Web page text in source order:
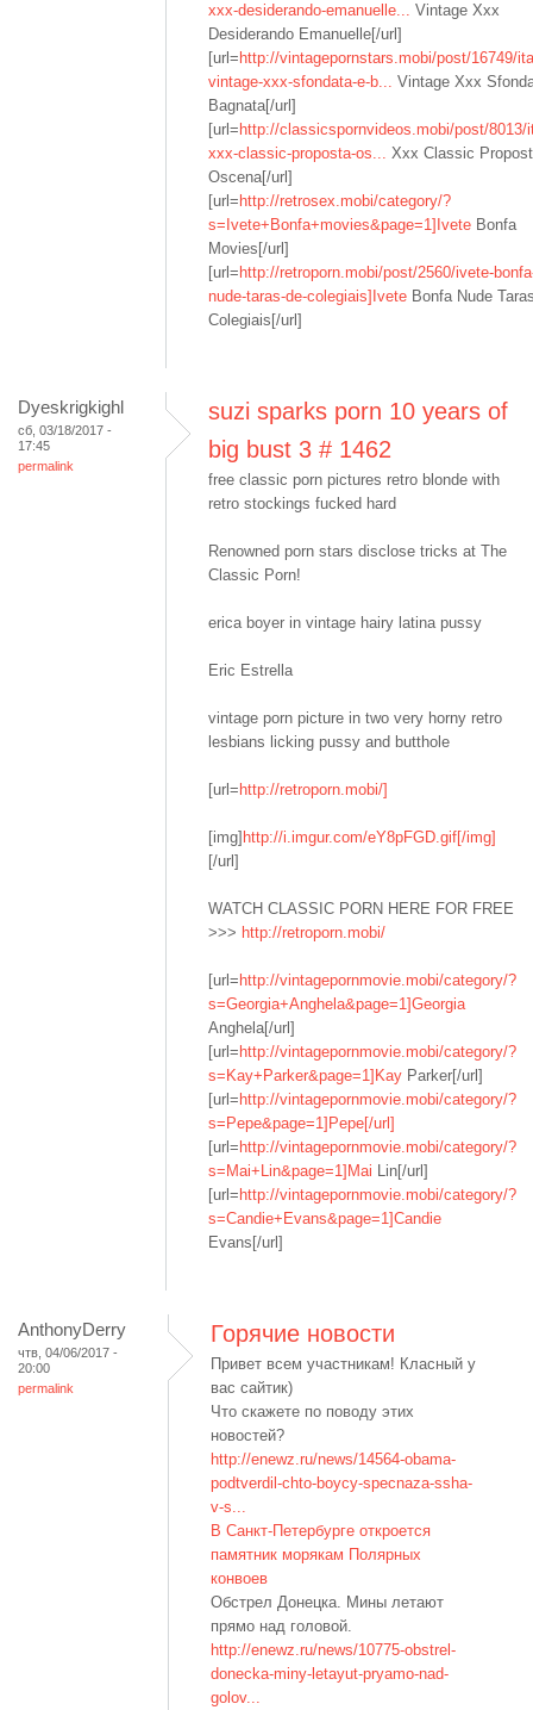
xxx-desiderando-emanuelle... Vintage Xxx
Desiderando Emanuelle[/url]
[url= http://vintagepornstars.mobi/post/16749/
vintage-xxx-sfondata-e-b... Vintage Xxx
Bagnata[/url]
[url= http://classicspornvideos.mobi/post/8013/
xxx-classic-proposta-os... Xxx Classic
Oscena[/url]
[url= http://retrosex.mobi/category/?
s=Ivete+Bonfa+movies&page=1]Ivete Bonfa
Movies[/url]
[url= http://retroporn.mobi/post/2560/ivete-
nude-taras-de-colegiais]Ivete Bonfa Nude
Colegiais[/url]
Dyeskrigkighl
сб, 03/18/2017 -
17:45
permalink
suzi sparks porn 10 years of
big bust 3 # 1462
free classic porn pictures retro blonde with
retro stockings fucked hard
Renowned porn stars disclose tricks at The
Classic Porn!
erica boyer in vintage hairy latina pussy
Eric Estrella
vintage porn picture in two very horny retro
lesbians licking pussy and butthole
[url= http://retroporn.mobi/]
[img] http://i.imgur.com/eY8pFGD.gif[/img]
[/url]
WATCH CLASSIC PORN HERE FOR FREE
>>> http://retroporn.mobi/
[url= http://vintagepornmovie.mobi/category/?
s=Georgia+Anghela&page=1]Georgia
Anghela[/url]
[url= http://vintagepornmovie.mobi/category/?
s=Kay+Parker&page=1]Kay Parker[/url]
[url= http://vintagepornmovie.mobi/category/?
s=Pepe&page=1]Pepe[/url]
[url= http://vintagepornmovie.mobi/category/?
s=Mai+Lin&page=1]Mai Lin[/url]
[url= http://vintagepornmovie.mobi/category/?
s=Candie+Evans&page=1]Candie
Evans[/url]
AnthonyDerry
чтв, 04/06/2017 -
20:00
permalink
Горячие новости
Привет всем участникам! Класный у
вас сайтик)
Что скажете по поводу этих
новостей?
http://enewz.ru/news/14564-obama-
podtverdil-chto-boycy-specnaza-ssha-
v-s...
В Санкт-Петербурге откроется
памятник морякам Полярных
конвоев
Обстрел Донецка. Мины летают
прямо над головой.
http://enewz.ru/news/10775-obstrel-
donecka-miny-letayut-pryamo-nad-
golov...